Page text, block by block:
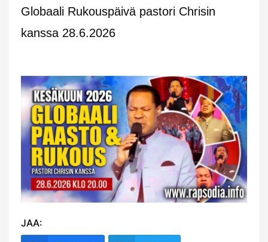
Globaali Rukouspäivä pastori Chrisin
kanssa 28.6.2026
JAA: